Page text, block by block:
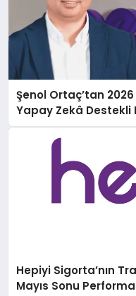
Şenol Ortaç’tan
Yapay Zekâ Destekli
Hepiyi Sigorta’nın
Mayıs Sonu